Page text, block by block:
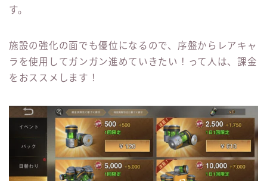
す。
施設の強化の面でも優位になるので、序盤からレアキャ
ラを使用してガンガン進めていきたい！って人は、課金
をおススメします！